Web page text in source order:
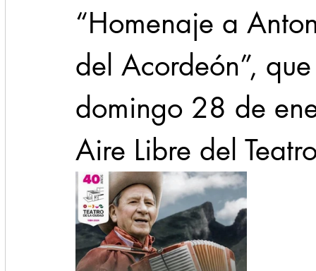
“Homenaje a
del Acordeón”,
domingo 28 de
Aire Libre del